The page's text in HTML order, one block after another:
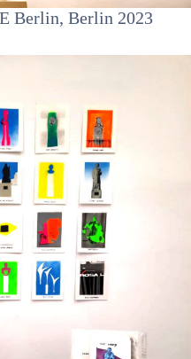
Berlin, Berlin 2023